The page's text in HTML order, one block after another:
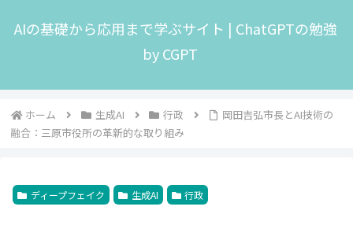
AIの基礎から応用まで学ぶサイト | ChatGPTの勉強
by CGPT
ホーム 生成AI 行政
岡田吉弘市長とAI技術の
融合：三原市役所の革新的な取り組み
ディープフェイク 生成AI 行政